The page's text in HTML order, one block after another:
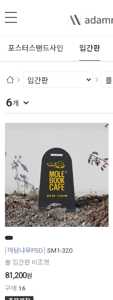
포스터스탠드사인 입간판
6개
아담나무PSD SM1-320
몰 입간판 비조명
81,200원
구매 16